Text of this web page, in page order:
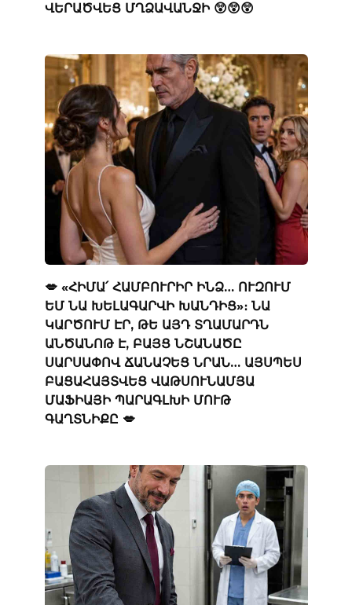
ՎԵՐԱԾՎԵՑ ՄՂՁԱՎԱՆՋԻ 😲😲😲
💋 «ՀԻՄԱ՛ ՀԱՄԲՈՒՐԻՐ ԻՆՁ… ՈՒԶՈՒՄ
ԵՄ ՆԱ ԽԵԼԱԳԱՐՎԻ ԽԱՆԴԻՑ»։ ՆԱ
ԿԱՐԾՈՒՄ ԷՐ, ԹԵ ԱՅԴ ՏՂԱՄԱՐԴՆ
ԱՆԾԱՆՈԹ Է, ԲԱՅՑ ՆՇԱՆԱԾԸ
ՍԱՐՍԱՓՈՎ ՃԱՆԱՉԵՑ ՆՐԱՆ… ԱՅՍՊԵՍ
ԲԱՑԱՀԱՅՏՎԵՑ ՎԱԹՍՈՒՆԱՄՅԱ
ՄԱՖԻԱՅԻ ՊԱՐԱԳԼԽԻ ՄՈՒԹ
ԳԱՂՏՆԻՔԸ 💋